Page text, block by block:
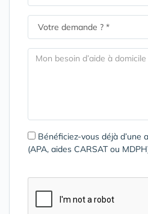
Bénéficiez-vous déjà d’une
(APA, aides CARSAT ou